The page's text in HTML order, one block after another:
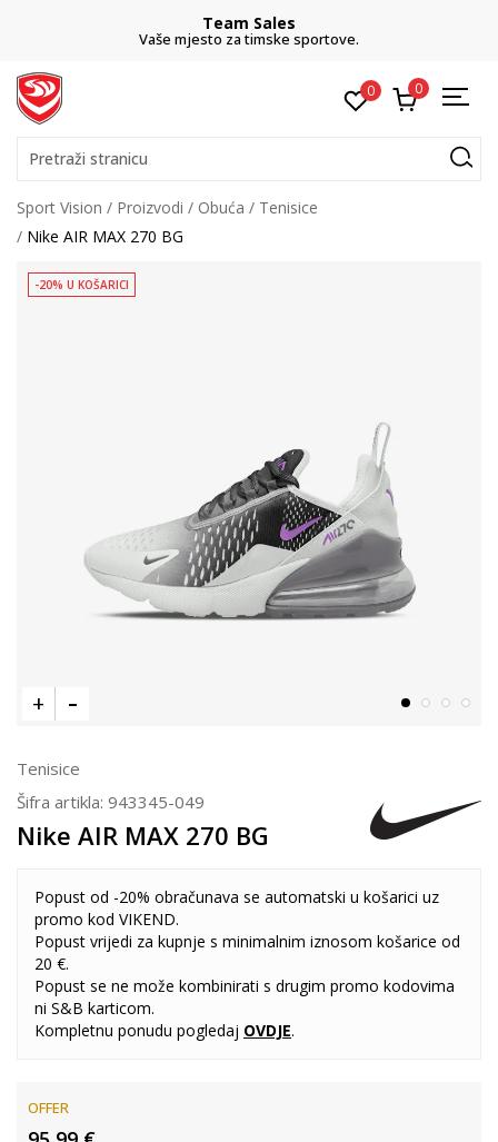
Team Sales
Vaše mjesto za timske sportove.
0 0
Pretraži stranicu
Sport Vision Proizvodi Obuća
Tenisice
Nike AIR MAX 270 BG
-20% U KOŠARICI
Tenisice
Šifra artikla: 943345-049
Nike AIR MAX 270 BG
Popust od -20% obračunava se automatski u košarici uz
promo kod VIKEND.
Popust vrijedi za kupnje s minimalnim iznosom košarice od
20 €.
Popust se ne može kombinirati s drugim promo kodovima
ni S&B karticom.
Kompletnu ponudu pogledaj OVDJE.
OFFER